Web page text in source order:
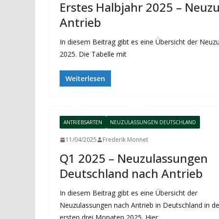
Erstes Halbjahr 2025 –
Antrieb
In diesem Beitrag gibt es eine Übersicht der
2025. Die Tabelle mit
Weiterlesen
ANTRIEBSARTEN NEUZULASSUNGEN DEUTSCHLAND
11/04/2025 Frederik Monnet
Q1 2025 – Neuzulassungen
Deutschland nach Antrieb
In diesem Beitrag gibt es eine Übersicht der
Neuzulassungen nach Antrieb in Deutschland in